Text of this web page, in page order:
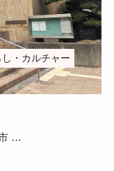
・カルチャー
…